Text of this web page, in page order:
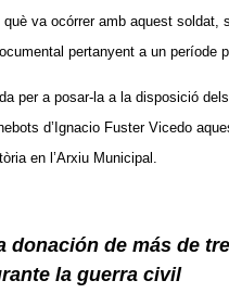
va ocórrer amb aquest soldat,
pertanyent a un període
per a posar-la a la disposició
d’Ignacio Fuster Vicedo
en l’Arxiu Municipal.
donación de más de
la guerra civil